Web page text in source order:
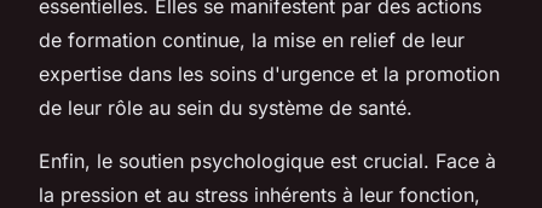
essentielles. Elles se manifestent par des actions
de formation continue, la mise en relief de leur
expertise dans les soins d'urgence et la promotion
de leur rôle au sein du système de santé.
Enfin, le soutien psychologique est crucial. Face à
la pression et au stress inhérents à leur fonction,